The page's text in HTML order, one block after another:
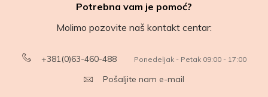
Potrebna vam je pomoć?
Molimo pozovite naš kontakt centar:
+381(0)63-460-488 Ponedeljak - Petak 09:00 - 17:00
Pošaljite nam e-mail